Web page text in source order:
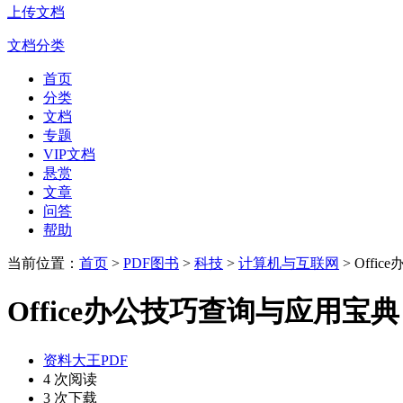
上传文档
文档分类
首页
分类
文档
专题
VIP文档
悬赏
文章
问答
帮助
当前位置： 首页 > PDF图书 > 科技 > 计算机与互联网 > Office
Office办公技巧查询与应用宝典
资料大王PDF
4 次阅读
3 次下载